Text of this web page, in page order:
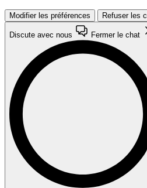
Modifier les préférences Refuser les
Discute avec nous Fermer le chat